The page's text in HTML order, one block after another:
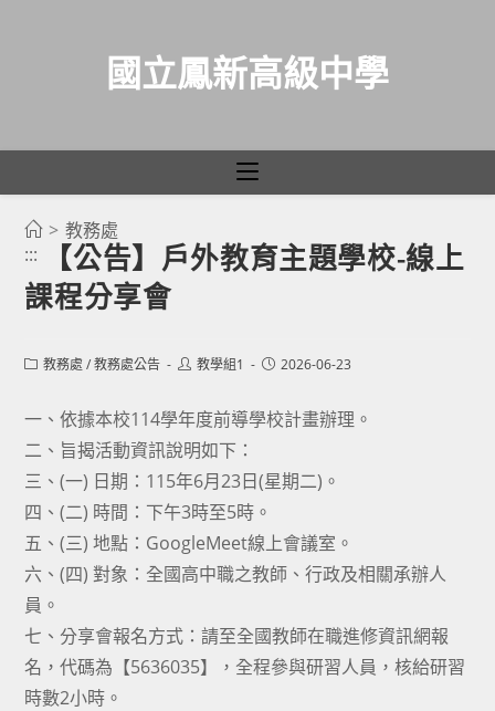
國立鳳新高級中學
> 教務處
:::
【公告】戶外教育主題學校-線上
課程分享會
Post教務處 / 教務處公告
Post教學組1
Post2026-06-23
一、依據本校114學年度前導學校計畫辦理。
二、旨揭活動資訊說明如下：
三、(一) 日期：115年6月23日(星期二)。
四、(二) 時間：下午3時至5時。
五、(三) 地點：GoogleMeet線上會議室。
六、(四) 對象：全國高中職之教師、行政及相關承辦人
員。
七、分享會報名方式：請至全國教師在職進修資訊網報
名，代碼為【5636035】，全程參與研習人員，核給研習
時數2小時。